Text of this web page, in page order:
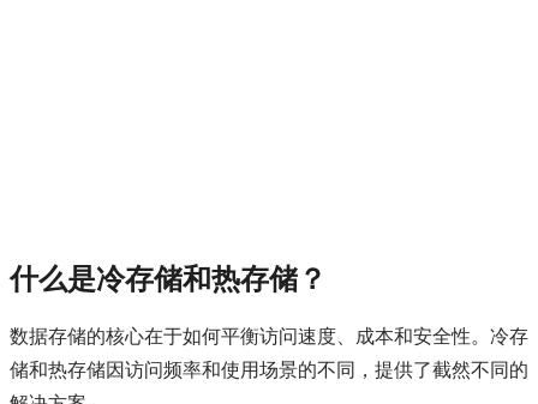
什么是冷存储和热存储？
数据存储的核心在于如何平衡访问速度、成本和安全性。冷存
储和热存储因访问频率和使用场景的不同，提供了截然不同的